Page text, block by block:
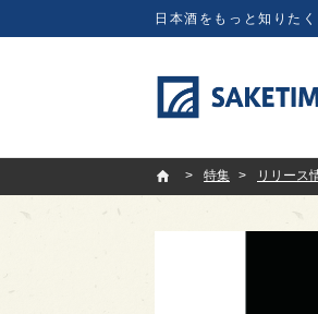
日本酒をもっと知りた
SAKETIMES
特集
リリース